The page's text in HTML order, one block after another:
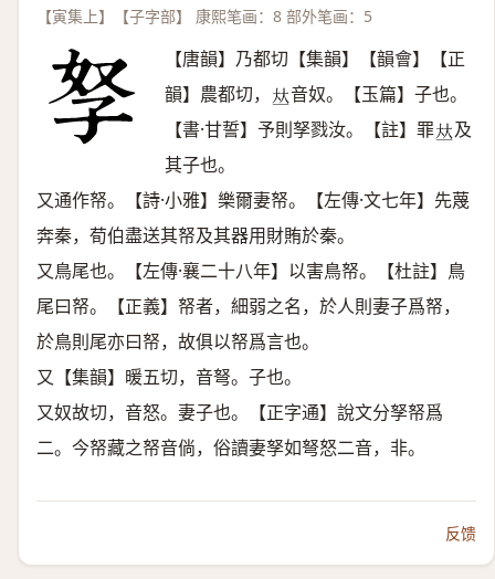
【寅集上】【子字部】 康熙笔画：8 部外笔画：5
【唐韻】乃都切【集韻】【韻會】【正
韻】農都切， 𠀤音奴。【玉篇】子也。
【書·甘誓】予則孥戮汝。【註】罪𠀤及
其子也。
又通作帑。【詩·小雅】樂爾妻帑。【左傳·文七年】先蔑
奔秦，荀伯盡送其帑及其器用財賄於秦。
又鳥尾也。【左傳·襄二十八年】以害鳥帑。【杜註】鳥
尾曰帑。【正義】帑者，細弱之名，於人則妻子爲帑，
於鳥則尾亦曰帑，故俱以帑爲言也。
又【集韻】暖五切，音弩。子也。
又奴故切，音怒。妻子也。【正字通】說文分孥帑爲
二。今帑藏之帑音倘，俗讀妻孥如弩怒二音，非。
反馈